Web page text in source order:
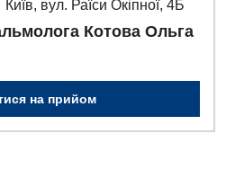
Київ, вул. Раїси Окіпної, 4Б
Котова Ольга
на прийом